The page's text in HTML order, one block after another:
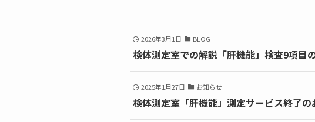
2026年3月1日 BLOG
検体測定室での解説「肝機能」検査9項目
2025年1月27日 お知らせ
検体測定室「肝機能」測定サービス終了の